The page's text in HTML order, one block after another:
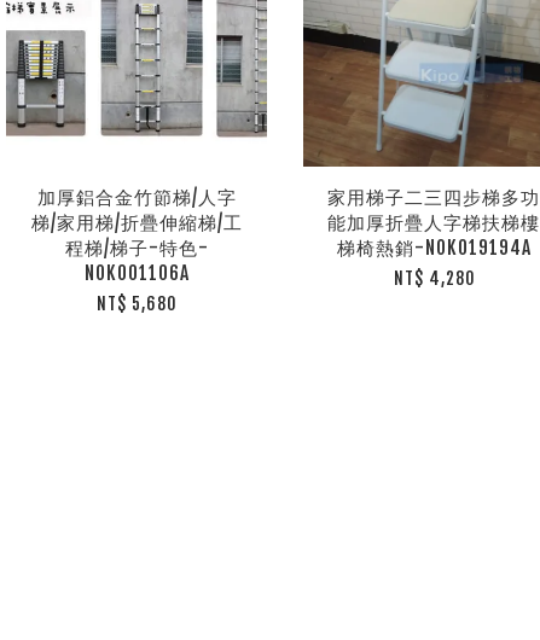
加厚鋁合金竹節梯/人字
梯/家用梯/折疊伸縮梯/工
程梯/梯子-特色-
NOK001106A
NT$ 5,680
家用梯子二三四步梯多功
能加厚折疊人字梯扶梯樓
梯椅熱銷-NOK019194A
NT$ 4,280